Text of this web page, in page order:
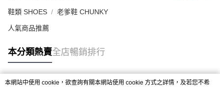
鞋類 SHOES 老爹鞋 CHUNKY
人氣商品推薦
本分類熱賣全店暢銷排行
本網站中使用 cookie，欲查詢有關本網站使用 cookie 方式之詳情，及若您不希